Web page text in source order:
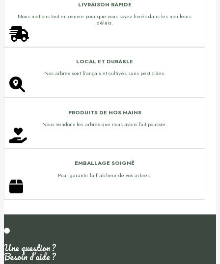
LIVRAISON RAPIDE
Nous mettons tout en oeuvre pour que vous soyez livrés dans les meilleurs
délais.
LOCAL ET DURABLE
Nos arbres sont français et cultivés sans pesticides.
PRODUITS DE NOS MAINS
Nous vendons les arbres que nous avons fait pousser.
EMBALLAGE SOIGNÉ
Pour garantir la fraîcheur de vos arbres.
Une question ?
Besoin d’aide ?